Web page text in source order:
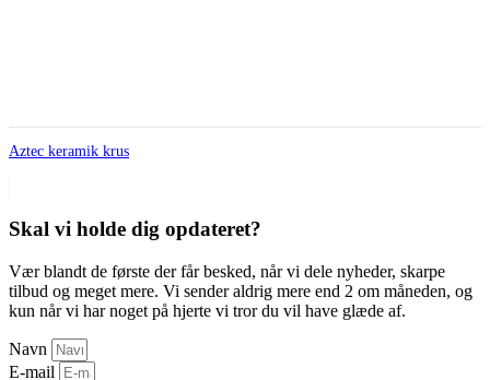
Aztec keramik krus
Skal vi holde dig opdateret?
Vær blandt de første der får besked, når vi dele nyheder, skarpe
tilbud og meget mere. Vi sender aldrig mere end 2 om måneden, og
kun når vi har noget på hjerte vi tror du vil have glæde af.
Navn
E-mail